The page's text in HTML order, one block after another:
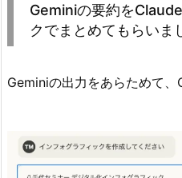
Geminiの要約を
クでまとめてもらいま
Geminiの出力をあらためて